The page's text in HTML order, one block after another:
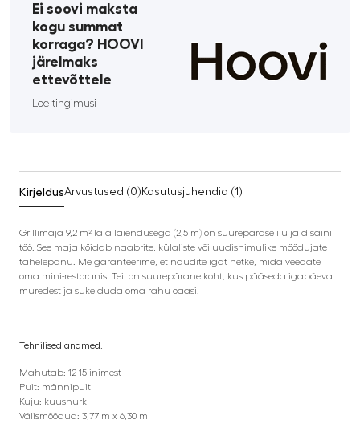
Ei soovi maksta
kogu summat
korraga? HOOVI
järelmaks
ettevõttele
Loe tingimusi
KirjeldusArvustused (0) Kasutusjuhendid (1)
Grillimaja 9,2 m² laia laiendusega (2,5 m) on suurepärase ilu ja disaini
töö. See maja köidab naabrite, külaliste või uudishimulike möödujate
tähelepanu. Me garanteerime, et naudite igat hetke, mida veedate
oma mini-restoranis. Teil on suurepärane koht, kus pääseda igapäeva
muredest ja sukelduda oma rahu oaasi.
Tehnilised andmed:
Mahutab: 12-15 inimest
Puit: männipuit
Kuju: kuusnurk
Välismõõdud: 3,77 m x 6,30 m